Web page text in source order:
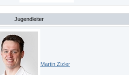
Jugendleiter
Martin Zizler